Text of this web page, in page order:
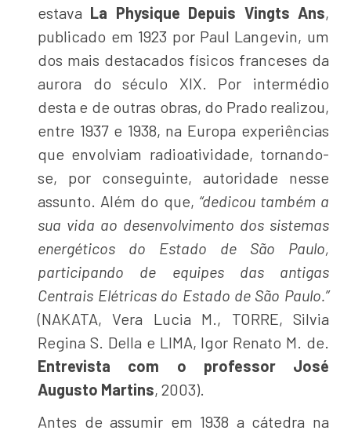
estava La Physique Depuis Vingts Ans,
publicado em 1923 por Paul Langevin, um
dos mais destacados físicos franceses da
aurora do século XIX. Por intermédio
desta e de outras obras, do Prado realizou,
entre 1937 e 1938, na Europa experiências
que envolviam radioatividade, tornando-
se, por conseguinte, autoridade nesse
assunto. Além do que, “dedicou também a
sua vida ao desenvolvimento dos sistemas
energéticos do Estado de São Paulo,
participando de equipes das antigas
Centrais Elétricas do Estado de São Paulo.”
(NAKATA, Vera Lucia M., TORRE, Silvia
Regina S. Della e LIMA, Igor Renato M. de.
Entrevista com o professor José
Augusto Martins, 2003).
Antes de assumir em 1938 a cátedra na